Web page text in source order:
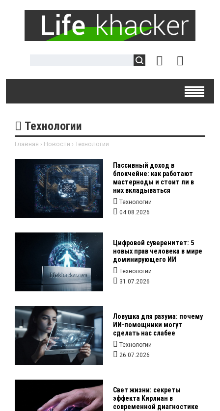
Технологии
Главная › Новости › Технологии
Пассивный доход в
блокчейне: как работают
мастерноды и стоит ли в
них вкладываться
Технологии
04.08.2026
Цифровой суверенитет: 5
новых прав человека в мире
доминирующего ИИ
Технологии
31.07.2026
Ловушка для разума: почему
ИИ-помощники могут
сделать нас слабее
Технологии
26.07.2026
Свет жизни: секреты
эффекта Кирлиан в
современной диагностике